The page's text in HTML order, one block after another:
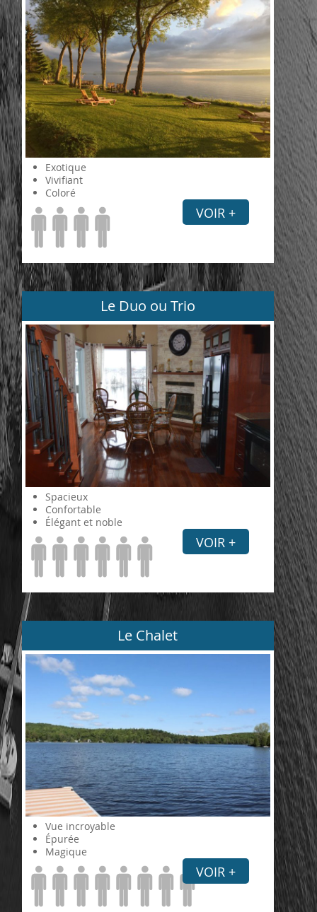
Exotique
Vivifiant
Coloré
VOIR +
Le Duo ou Trio
Spacieux
Confortable
Élégant et noble
VOIR +
Le Chalet
Vue incroyable
Épurée
Magique
VOIR +